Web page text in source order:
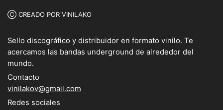
Ⓒ CREADO POR VINILAKO
Sello discográfico y distribuidor en formato vinilo. Te
acercamos las bandas underground de alrededor del
mundo.
Contacto
vinilakov@gmail.com
Redes sociales